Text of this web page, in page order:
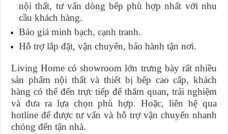
nội thất, tư vấn dòng bếp phù hợp nhất với nhu
cầu khách hàng.
Báo giá minh bạch, cạnh tranh.
Hỗ trợ lắp đặt, vận chuyển, bảo hành tận nơi.
Living Home có showroom lớn trưng bày rất nhiều
sản phẩm nội thất và thiết bị bếp cao cấp, khách
hàng có thể đến trực tiếp để thăm quan, trải nghiệm
và đưa ra lựa chọn phù hợp. Hoặc, liên hệ qua
hotline để được tư vấn và hỗ trợ vận chuyển nhanh
chóng đến tận nhà.